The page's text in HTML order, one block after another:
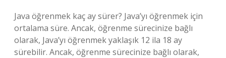
Java öğrenmek kaç ay sürer? Java’yı öğrenmek için
ortalama süre. Ancak, öğrenme sürecinize bağlı
olarak, Java’yı öğrenmek yaklaşık 12 ila 18 ay
sürebilir. Ancak, öğrenme sürecinize bağlı olarak,